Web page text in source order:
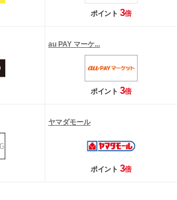
ポイント 3倍
au PAY マーケ...
ポイント 3倍
ヤマダモール
ポイント 3倍